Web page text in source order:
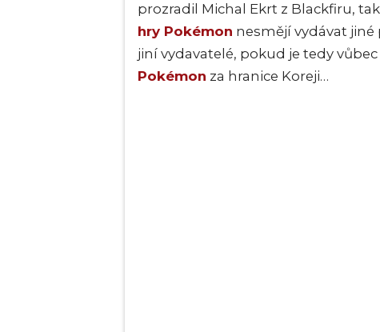
prozradil Michal Ekrt z Blackfiru,
hry Pokémon nesmějí vydávat
jiní vydavatelé, pokud je tedy
Pokémon za hranice Koreji…